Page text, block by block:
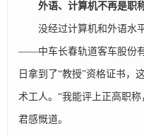
外语、计算机不再是职
没经过计算机和外语水平
——中车长春轨道客车股份
日拿到了“教授”资格证书，
术工人。“我能评上正高职
君感慨道。